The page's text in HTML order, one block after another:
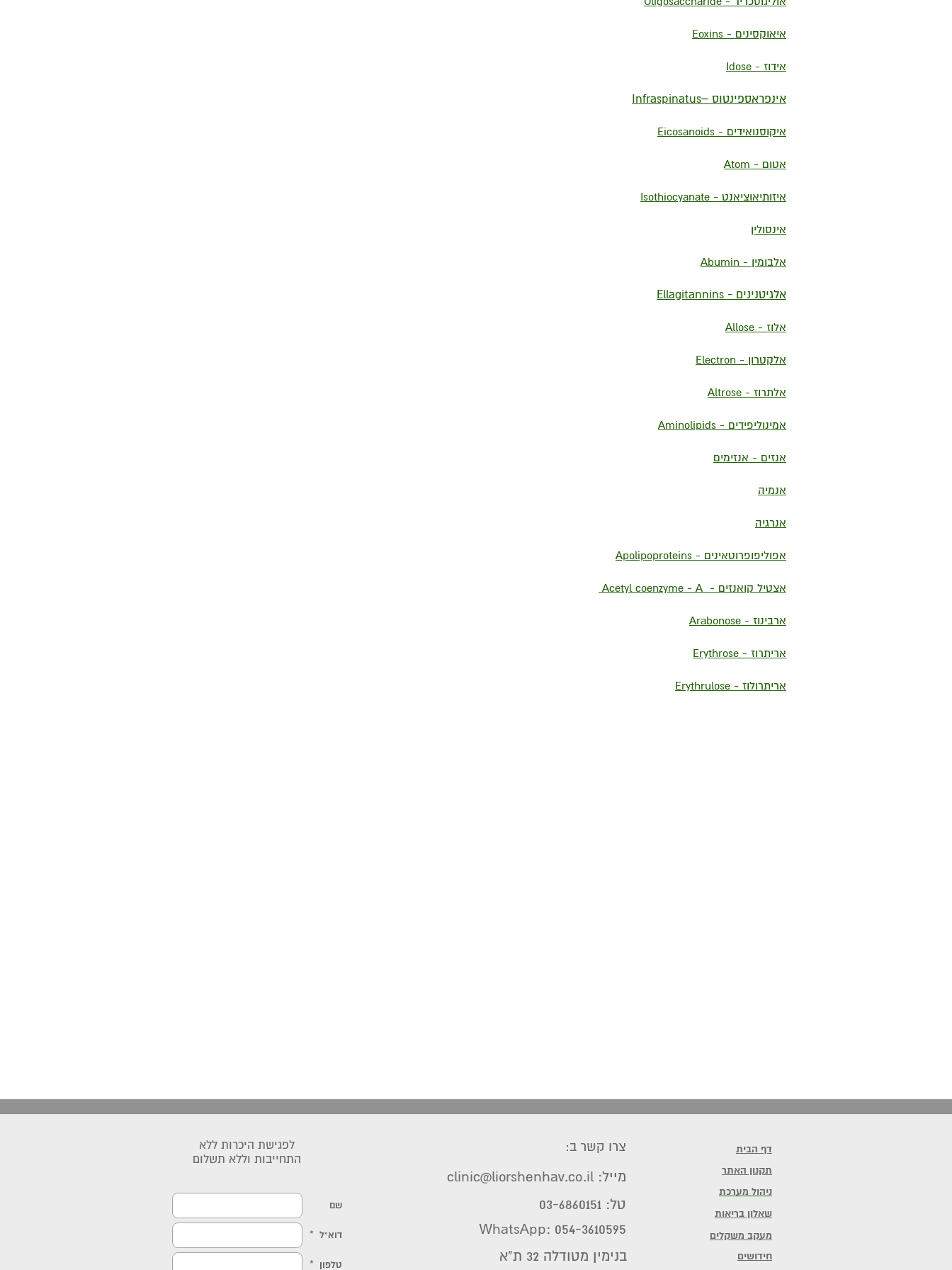
איאוקסינים - Eoxins
אידוז - Idose
אינפראספינטוס –Infraspinatus
איקוסנואידים - Eicosanoids
אטום - Atom
איזותיאוציאנט - Isothiocyanate
אינסולין
אלבומין - Abumin
אלגיטנינים - Ellagitannins
אלוז - Allose
אלקטרון - Electron
אלתרוז - Altrose
אמינוליפידים - Aminolipids
אנזים - אנזימים
אנמיה
אנרגיה
אפוליפופרוטאינים - Apolipoproteins
אצטיל קואנזים - Acetyl coenzyme - A
ארבינוז - Arabonose
אריתרוז - Erythrose
אריתרולוז - Erythrulose
דף הבית
תקנון האתר
ניהול מערכת
שאלון בריאות
מעקב משקלים
חידושים
לפגישת היכרות ללא
התחייבות וללא תשלום
בנימין מטודלה 32 ת"א
צרו קשר ב:
מייל: clinic@liorshenhav.co.il
טל: 03-6860151
WhatsApp: 054-3610595